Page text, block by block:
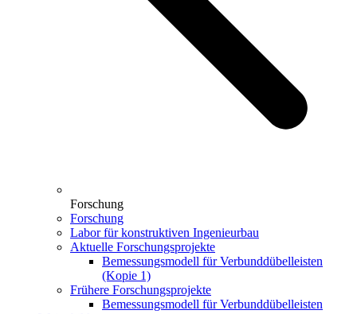
Forschung
Forschung
Labor für konstruktiven Ingenieurbau
Aktuelle Forschungsprojekte
Bemessungsmodell für Verbunddübelleisten
(Kopie 1)
Frühere Forschungsprojekte
Bemessungsmodell für Verbunddübelleisten